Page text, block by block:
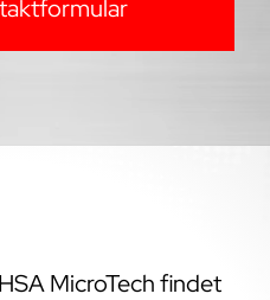
MicroTech findet